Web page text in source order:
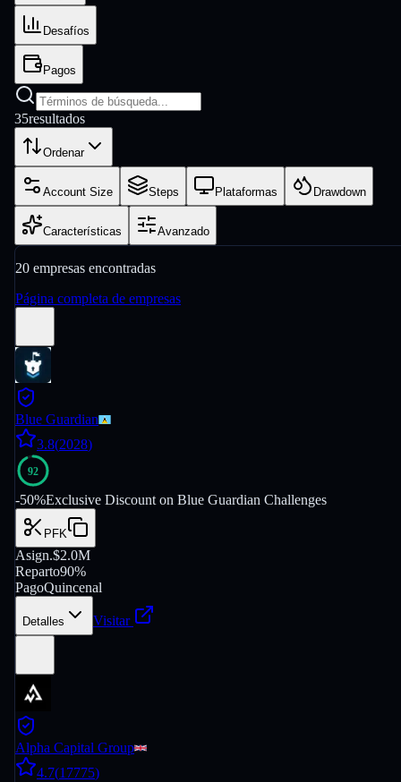
Desafíos
Pagos
35resultados
Ordenar
Account Size Steps Plataformas Drawdown
Características Avanzado
20 empresas encontradas
Página completa de empresas
Blue Guardian
3.8(2028)
92
-50%Exclusive Discount on Blue Guardian Challenges
PFK
Asign.$2.0M
Reparto90%
PagoQuincenal
Detalles Visitar
Alpha Capital Group
4.7(17775)